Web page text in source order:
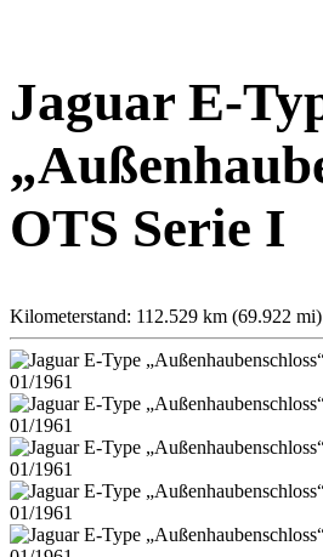
Jaguar E-
OTS Serie I
Kilometerstand: 112.529 km (69.922